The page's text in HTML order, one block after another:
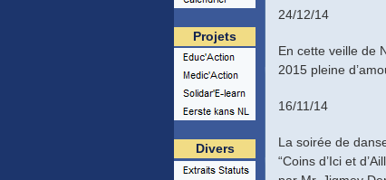
24/12/14
En cette veille de
2015 pleine
16/11/14
La soirée de
“Coins d’Ici et
Projets
Divers